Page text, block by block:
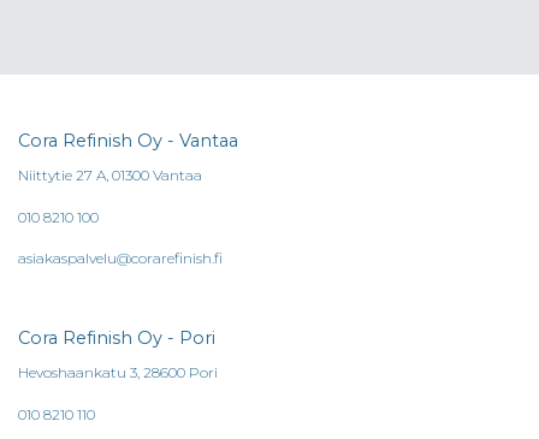
Cora Refinish Oy - Vantaa
Niittytie 27 A, 01300 Vantaa
010 8210 100
asiakaspalvelu@corarefinish.fi
Cora Refinish Oy - Pori
Hevoshaankatu 3, 28600 Pori
010 8210 110